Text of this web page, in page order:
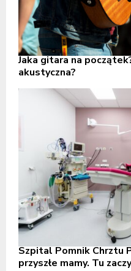
Jaka gitara na
akustyczna?
Szpital Pomnik Chrztu
przyszłe mamy. Tu